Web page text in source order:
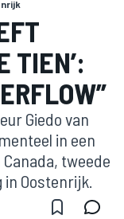
TIEN’:
Giedo van
in een
tweede
Oostenrijk.